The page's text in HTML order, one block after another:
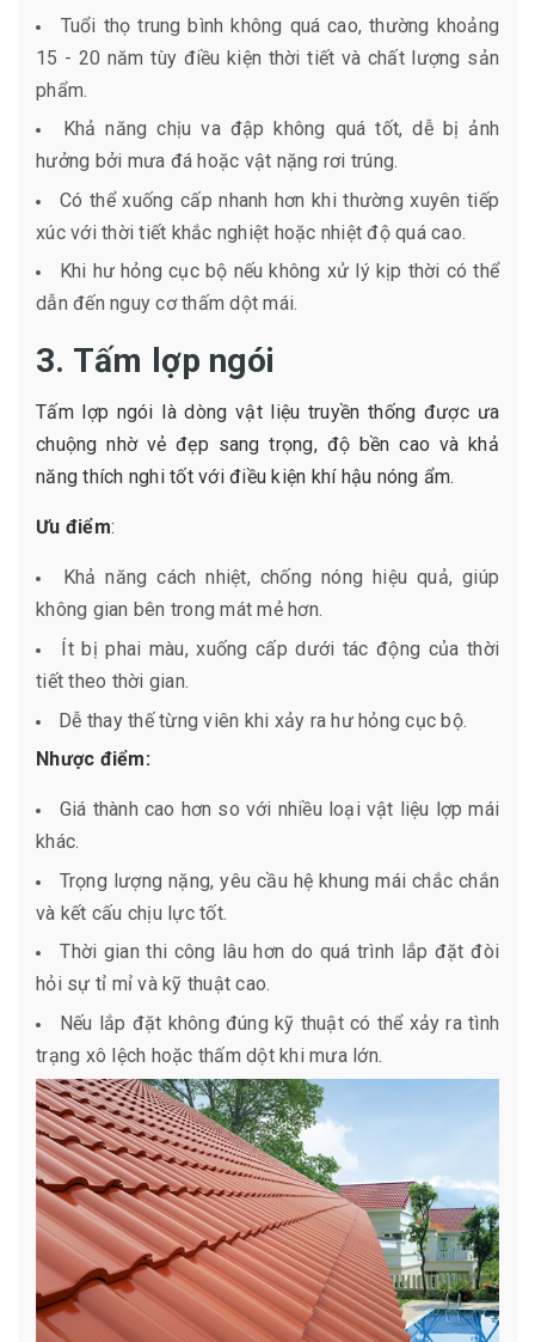
Tuổi thọ trung bình không quá cao, thường khoảng
15 - 20 năm tùy điều kiện thời tiết và chất lượng sản
phẩm.
Khả năng chịu va đập không quá tốt, dễ bị ảnh
hưởng bởi mưa đá hoặc vật nặng rơi trúng.
Có thể xuống cấp nhanh hơn khi thường xuyên tiếp
xúc với thời tiết khắc nghiệt hoặc nhiệt độ quá cao.
Khi hư hỏng cục bộ nếu không xử lý kịp thời có thể
dẫn đến nguy cơ thấm dột mái.
3. Tấm lợp ngói
Tấm lợp ngói là dòng vật liệu truyền thống được ưa
chuộng nhờ vẻ đẹp sang trọng, độ bền cao và khả
năng thích nghi tốt với điều kiện khí hậu nóng ẩm.
Ưu điểm:
Khả năng cách nhiệt, chống nóng hiệu quả, giúp
không gian bên trong mát mẻ hơn.
Ít bị phai màu, xuống cấp dưới tác động của thời
tiết theo thời gian.
Dễ thay thế từng viên khi xảy ra hư hỏng cục bộ.
Nhược điểm:
Giá thành cao hơn so với nhiều loại vật liệu lợp mái
khác.
Trọng lượng nặng, yêu cầu hệ khung mái chắc chắn
và kết cấu chịu lực tốt.
Thời gian thi công lâu hơn do quá trình lắp đặt đòi
hỏi sự tỉ mỉ và kỹ thuật cao.
Nếu lắp đặt không đúng kỹ thuật có thể xảy ra tình
trạng xô lệch hoặc thấm dột khi mưa lớn.